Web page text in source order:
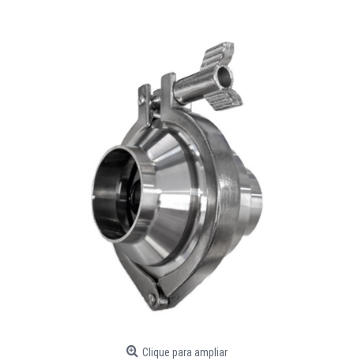
Clique para ampliar